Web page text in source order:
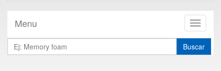
Toggle
Menu
Buscar